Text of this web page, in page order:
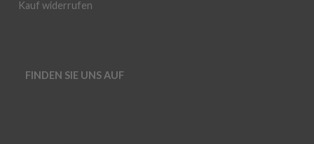
Kauf widerrufen
FINDEN SIE UNS AUF